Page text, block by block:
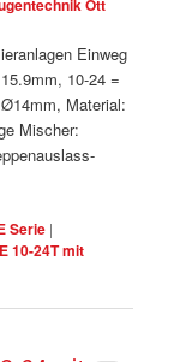
Ott
Einweg
10-24 =
Material:
Mischer:
Serie |
10-24T mit